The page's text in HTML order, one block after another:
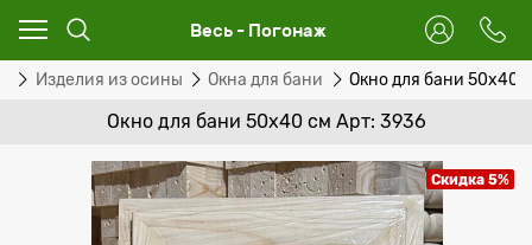
Весь - Погонаж
Изделия из осины Окна для бани Окно для бани 50х40
Окно для бани 50х40 см Арт: 3936
Скидка 5%